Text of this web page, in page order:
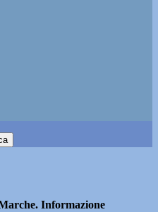
Informazione